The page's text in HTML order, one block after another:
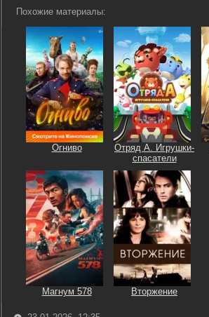
Похожие материалы:
Огниво
Отряд А. Игрушки-
спасатели
Магнум 578 Вторжение